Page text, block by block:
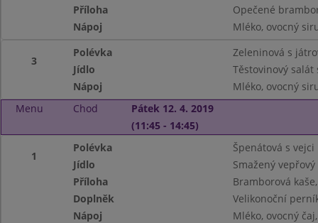
Příloha
Opečené
Nápoj
Mléko, ovocný
3
Polévka
Zeleninová s
Jídlo
Těstovinový salát
Nápoj
Mléko, ovocný
Menu
Chod
Pátek 12. 4. 2019
(11:45 - 14:45)
1
Polévka
Špenátová s vejci
Jídlo
Smažený
Příloha
Bramborová
Doplněk
Velikonoční
Nápoj
Mléko, ovocný